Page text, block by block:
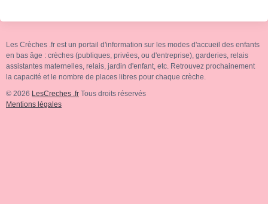
Les Crèches .fr est un portail d'information sur les modes d'accueil des enfants
en bas âge : crèches (publiques, privées, ou d'entreprise), garderies, relais
assistantes maternelles, relais, jardin d'enfant, etc. Retrouvez prochainement
la capacité et le nombre de places libres pour chaque crèche.
© 2026 LesCreches .fr Tous droits réservés
Mentions légales